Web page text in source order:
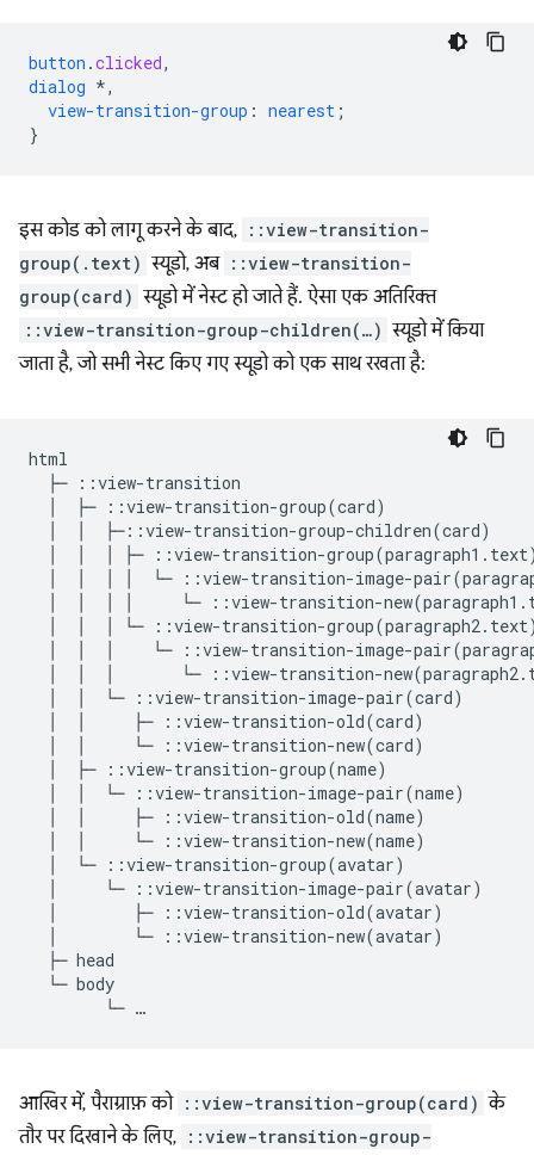
button .clicked,
dialog *,
view-transition-group : nearest ;
}
इस कोड को लागू करने के बाद, ::view-transition-
group(.text) स्यूडो, अब ::view-transition-
group(card) स्यूडो में नेस्ट हो जाते हैं. ऐसा एक अतिरिक्त
::view-transition-group-children(…) स्यूडो में किया
जाता है, जो सभी नेस्ट किए गए स्यूडो को एक साथ रखता है:
html
  ├─ ::view-transition
  │  ├─ ::view-transition-group(card)
  │  │  ├─::view-transition-group-children(card)
│  │  │ ├─ ::view-transition-
│  │  │ │  └─ ::view-transition-image-
│  │  │ │     └─ ::view-transition-
│  │  │ └─ ::view-transition-
│  │  │    └─ ::view-transition-image-
│  │  │       └─ ::view-transition-
  │  │  └─ ::view-transition-image-pair(card)
  │  │     ├─ ::view-transition-old(card)
  │  │     └─ ::view-transition-new(card)
  │  ├─ ::view-transition-group(name)
  │  │  └─ ::view-transition-image-pair(name)
  │  │     ├─ ::view-transition-old(name)
  │  │     └─ ::view-transition-new(name)
  │  └─ ::view-transition-group(avatar)
  │     └─ ::view-transition-image-pair(avatar)
  │        ├─ ::view-transition-old(avatar)
  │        └─ ::view-transition-new(avatar)
  ├─ head
  └─ body
आखिर में, पैराग्राफ़ को ::view-transition-group(card) के
तौर पर दिखाने के लिए, ::view-transition-group-